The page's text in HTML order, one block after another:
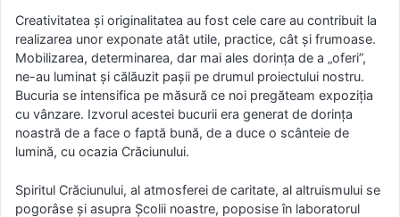
Creativitatea și originalitatea au fost cele care au contribuit la
realizarea unor exponate atât utile, practice, cât și frumoase.
Mobilizarea, determinarea, dar mai ales dorința de a „oferi”,
ne-au luminat și călăuzit pașii pe drumul proiectului nostru.
Bucuria se intensifica pe măsură ce noi pregăteam expoziția
cu vânzare. Izvorul acestei bucurii era generat de dorința
noastră de a face o faptă bună, de a duce o scânteie de
lumină, cu ocazia Crăciunului.
Spiritul Crăciunului, al atmosferei de caritate, al altruismului se
pogorâse și asupra Școlii noastre, poposise în laboratorul